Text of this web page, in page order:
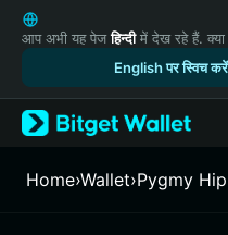
English
日本語
Русский
Español (Latinoamérica)
Türkçe
Italiano
आप अभी यह पेजहिन्दीमें देख रहे हैं.
English पर स्विच करें
Home›Wallet›Pygmy